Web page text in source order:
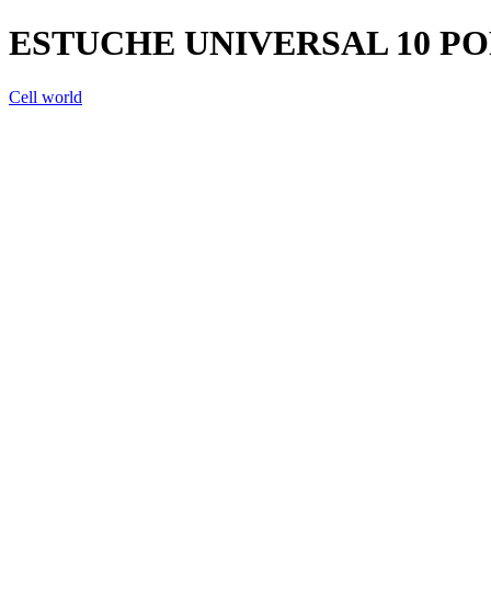
ESTUCHE UNIVERSAL 10
Cell world